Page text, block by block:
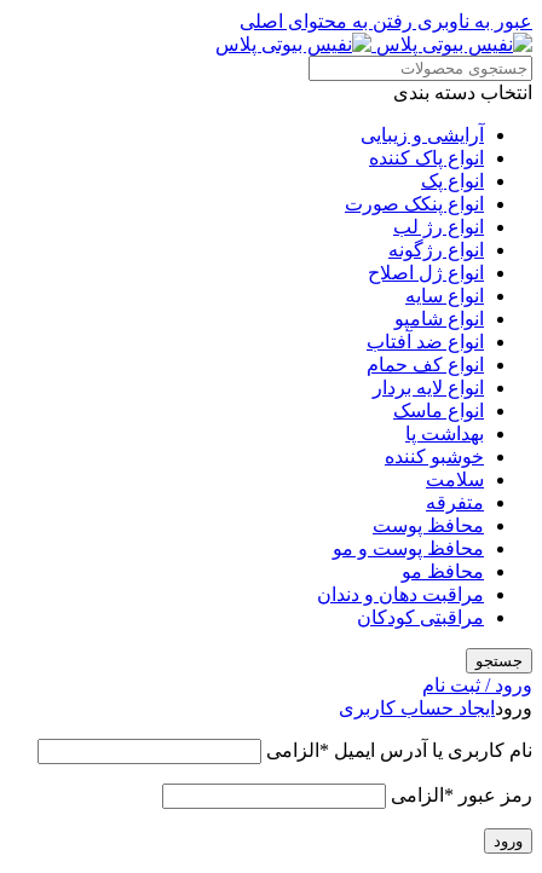
عبور به ناوبری رفتن به محتوای اصلی
انتخاب دسته بندی
آرایشی و زیبایی
انواع پاک کننده
انواع پک
انواع پنکک صورت
انواع رژ لب
انواع رژگونه
انواع ژل اصلاح
انواع سایه
انواع شامپو
انواع ضد آفتاب
انواع کف حمام
انواع لایه بردار
انواع ماسک
بهداشت پا
خوشبو کننده
سلامت
متفرقه
محافظ پوست
محافظ پوست و مو
محافظ مو
مراقبت دهان و دندان
مراقبتی کودکان
جستجو
ورود / ثبت نام
ورود ایجاد حساب کاربری
نام کاربری یا آدرس ایمیل * الزامی
رمز عبور * الزامی
ورود